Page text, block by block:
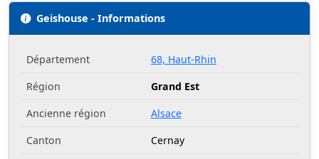
Geishouse - Informations
Département
68, Haut-Rhin
Région
Grand Est
Ancienne région
Alsace
Canton
Cernay